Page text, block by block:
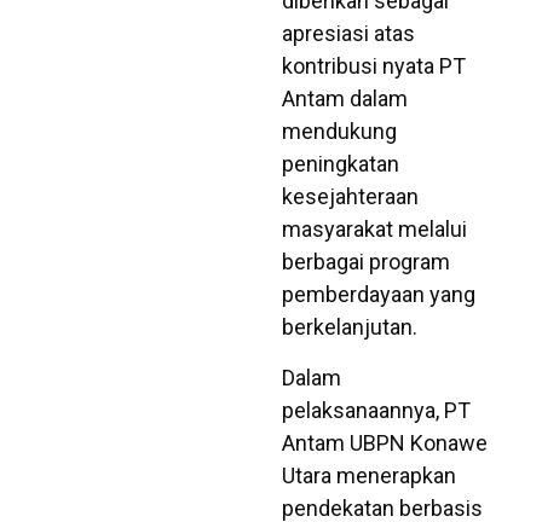
apresiasi atas
kontribusi nyata PT
Antam dalam
mendukung
peningkatan
kesejahteraan
masyarakat melalui
berbagai program
pemberdayaan yang
berkelanjutan.
Dalam
pelaksanaannya, PT
Antam UBPN Konawe
Utara menerapkan
pendekatan berbasis